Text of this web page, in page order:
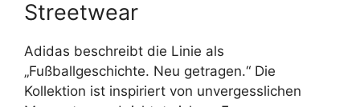
Streetwear
Adidas beschreibt die Linie als
„Fußballgeschichte. Neu getragen.“ Die
Kollektion ist inspiriert von unvergesslichen